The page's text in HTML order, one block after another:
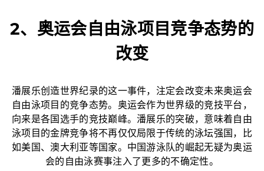
2、奥运会自由泳项目竞争态势的
改变
潘展乐创造世界纪录的这一事件，注定会改变未来奥运会
自由泳项目的竞争态势。奥运会作为世界级的竞技平台，
向来是各国选手的竞技巅峰。潘展乐的突破，意味着自由
泳项目的金牌竞争将不再仅仅局限于传统的泳坛强国，比
如美国、澳大利亚等国家。中国游泳队的崛起无疑为奥运
会的自由泳赛事注入了更多的不确定性。